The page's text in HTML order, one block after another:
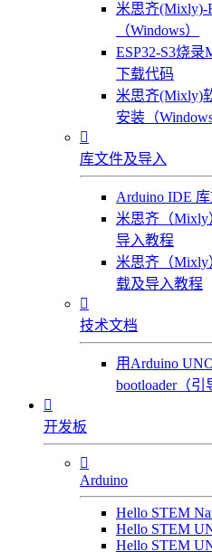
米思齐(Mixly)-
（Windows）
ESP32-S3烧
下载代码
米思齐(Mixly)
安装（Windows

库文件及导入
Arduino IDE
米思齐（Mixly
导入教程
米思齐（Mixly
载及导入教程

技术文档
用Arduino
bootloader（引

开发板

Arduino
Hello STEM
Hello STEM
Hello STEM